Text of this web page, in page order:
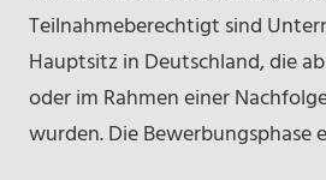
Teilnahmeberechtigt sind
Hauptsitz in Deutschland, die
oder im Rahmen einer
wurden. Die Bewerbungsphase